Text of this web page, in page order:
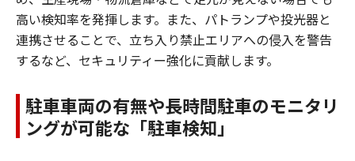
高い検知率を発揮します。また、パトランプや投光器と
連携させることで、立ち入り禁止エリアへの侵入を警告
するなど、セキュリティー強化に貢献します。
駐車車両の有無や長時間駐車のモニタリ
ングが可能な「駐車検知」